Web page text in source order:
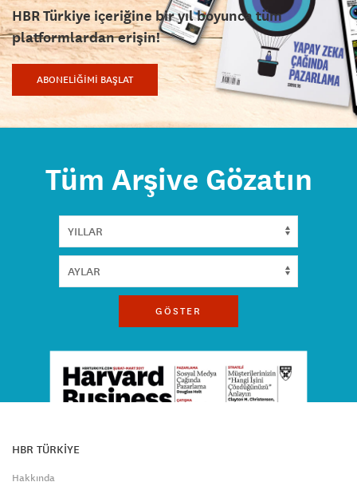
HBR Türkiye içeriğine bir yıl boyunca tüm
platformlardan erişin!
ABONELİĞİMİ BAŞLAT
Tüm Arşive Gözatın
GÖSTER
HBR TÜRKİYE
Hakkında